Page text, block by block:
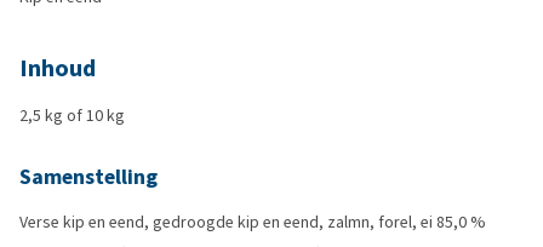
Inhoud
2,5 kg of 10 kg
Samenstelling
Verse kip en eend, gedroogde kip en eend, zalmn, forel, ei 85,0 %